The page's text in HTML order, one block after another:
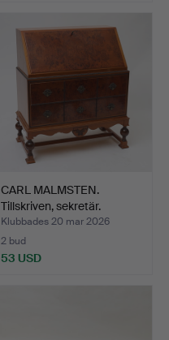
CARL MALMSTEN.
Tillskriven, sekretär.
Klubbades 20 mar 2026
2 bud
53 USD